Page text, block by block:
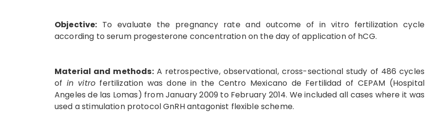
Objective: To evaluate the pregnancy rate and outcome of in vitro fertilization cycle
according to serum progesterone concentration on the day of application of hCG.
Material and methods:A retrospective, observational, cross-sectional study of 486 cycles
of in vitro fertilization was done in the Centro Mexicano de Fertilidad of CEPAM (Hospital
Angeles de las Lomas) from January 2009 to February 2014. We included all cases where it was
used a stimulation protocol GnRH antagonist flexible scheme.